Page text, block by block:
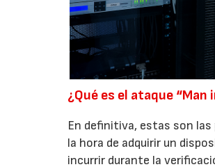
¿Qué es el ataque
En definitiva, estas son las
la hora de adquirir un
incurrir durante la